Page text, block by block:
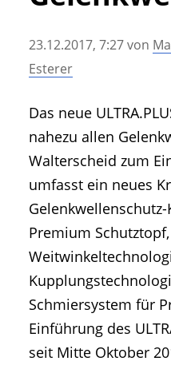
• Messen und
• Mitteilung der
• Artikel nach
23.12.2017, 7:27von
Esterer
Das neue
nahezu allen
Walterscheid zum
umfasst ein neues
Premium
Schmiersystem für
Einführung des
seit Mitte Oktober